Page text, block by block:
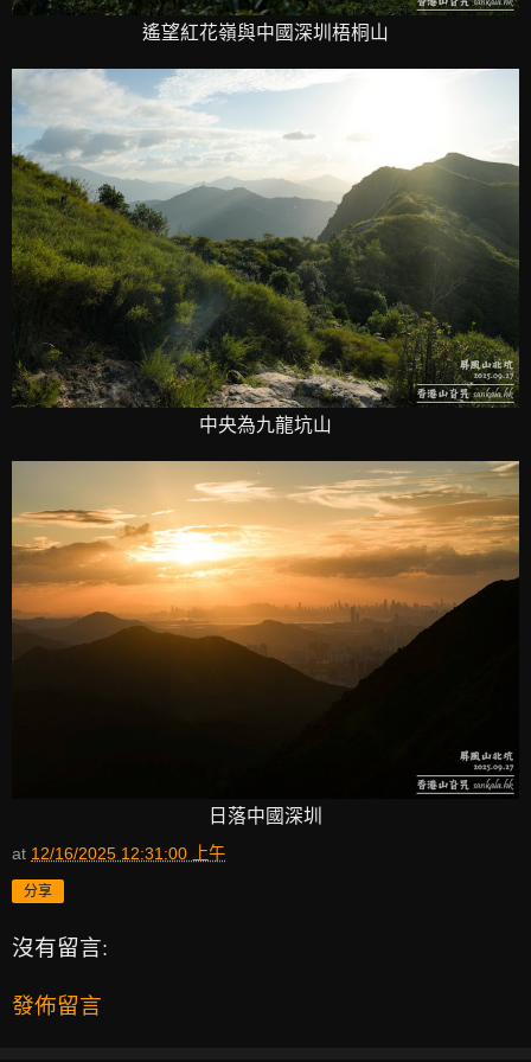
遙望紅花嶺與中國深圳梧桐山
中央為九龍坑山
日落中國深圳
at 12/16/2025 12:31:00 上午
分享
沒有留言:
發佈留言